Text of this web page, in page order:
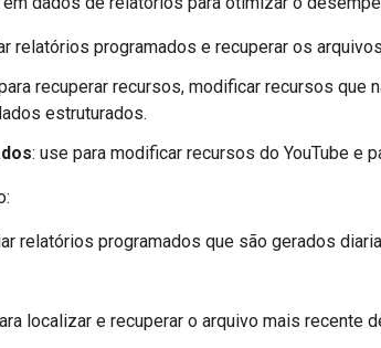
relatórios programados e recuperar os
recuperar recursos, modificar recursos que
estruturados.
: use para modificar recursos do YouTube e
relatórios programados que são gerados
localizar e recuperar o arquivo mais recente